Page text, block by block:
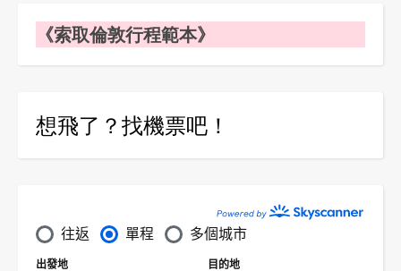
《索取倫敦行程範本》
想飛了？找機票吧！